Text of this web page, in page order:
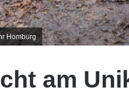
Homburg
am